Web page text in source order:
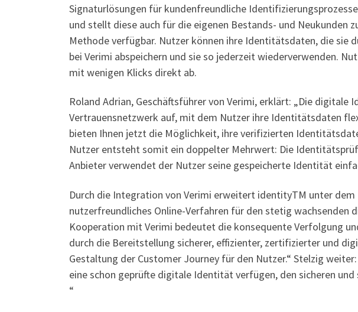
Signaturlösungen für kundenfreundliche
und stellt diese auch für die eigenen Bestands- und
Methode verfügbar. Nutzer können ihre Identitätsdaten, die sie
bei Verimi abspeichern und sie so jederzeit wiederverwenden.
mit wenigen Klicks direkt ab.
Roland Adrian, Geschäftsführer von Verimi, erklärt: „Die
Vertrauensnetzwerk auf, mit dem Nutzer ihre Identitätsdaten
bieten Ihnen jetzt die Möglichkeit, ihre verifizierten
Nutzer entsteht somit ein doppelter Mehrwert: Die
Anbieter verwendet der Nutzer seine gespeicherte Identität
Durch die Integration von Verimi erweitert identityTM unter
nutzerfreundliches Online-Verfahren für den stetig wachsenden
Kooperation mit Verimi bedeutet die konsequente Verfolgung
durch die Bereitstellung sicherer, effizienter, zertifizierter und
Gestaltung der Customer Journey für den Nutzer.“ Stelzig
eine schon geprüfte digitale Identität verfügen, den sicheren
“